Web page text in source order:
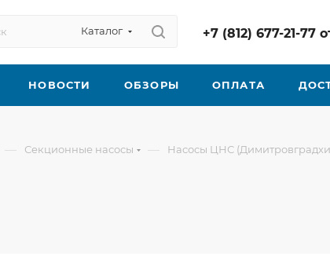
Каталог +7 (812) 677-21-77
НОВОСТИ ОБЗОРЫ ОПЛАТА
— Секционные насосы — Насосы ЦНС